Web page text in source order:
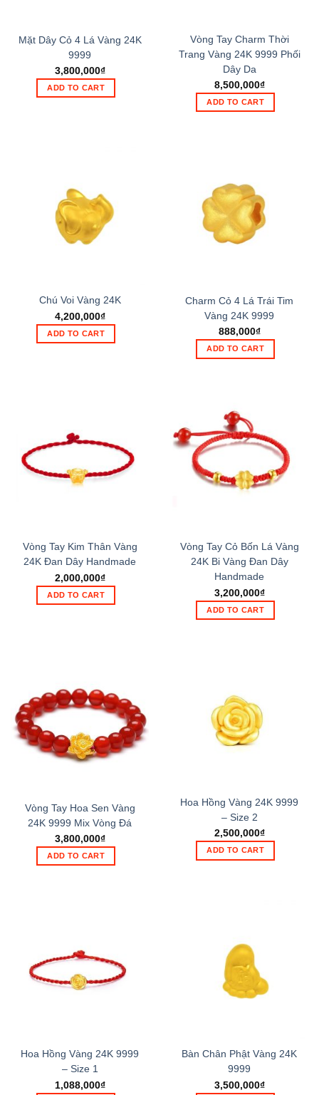
Mặt Dây Cỏ 4 Lá Vàng 24K
9999
3,800,000₫
ADD TO CART
Vòng Tay Charm Thời
Trang Vàng 24K 9999 Phối
Dây Da
8,500,000₫
ADD TO CART
Chú Voi Vàng 24K
4,200,000₫
ADD TO CART
Charm Cỏ 4 Lá Trái Tim
Vàng 24K 9999
888,000₫
ADD TO CART
Vòng Tay Kim Thân Vàng
24K Đan Dây Handmade
2,000,000₫
ADD TO CART
Vòng Tay Cỏ Bốn Lá Vàng
24K Bi Vàng Đan Dây
Handmade
3,200,000₫
ADD TO CART
Vòng Tay Hoa Sen Vàng
24K 9999 Mix Vòng Đá
3,800,000₫
ADD TO CART
Hoa Hồng Vàng 24K 9999
– Size 2
2,500,000₫
ADD TO CART
Hoa Hồng Vàng 24K 9999
– Size 1
1,088,000₫
Bàn Chân Phật Vàng 24K
9999
3,500,000₫